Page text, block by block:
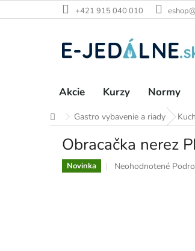
na
+421 915 040 010
Akcie Kurzy Normy
DomovGastro vybavenie a riady
Obracačka nerez
Novinka
Priemerné
Neohodnotené